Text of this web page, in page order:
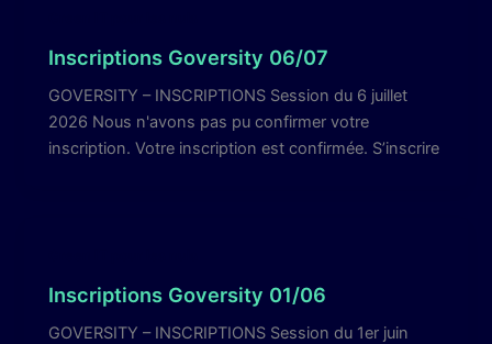
Inscriptions Goversity 06/07
GOVERSITY – INSCRIPTIONS Session du 6 juillet
2026 Nous n'avons pas pu confirmer votre
inscription. Votre inscription est confirmée. S’inscrire
Inscriptions Goversity 01/06
GOVERSITY – INSCRIPTIONS Session du 1er juin